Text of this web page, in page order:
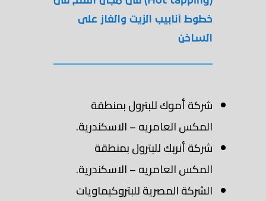
خطوط أنابيب الزيت والغاز على
الساخن
شركة أموك للبترول بمنطقة
المكس العامريه – الاسكندرية.
شركة أنربك للبترول بمنطقة
المكس العامريه – الاسكندرية.
الشركة المصرية للبتروكيماويات